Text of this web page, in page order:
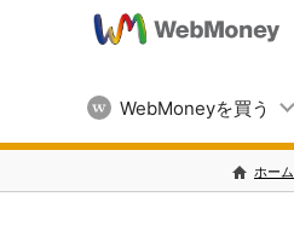
WebMoneyを買う
ホーム